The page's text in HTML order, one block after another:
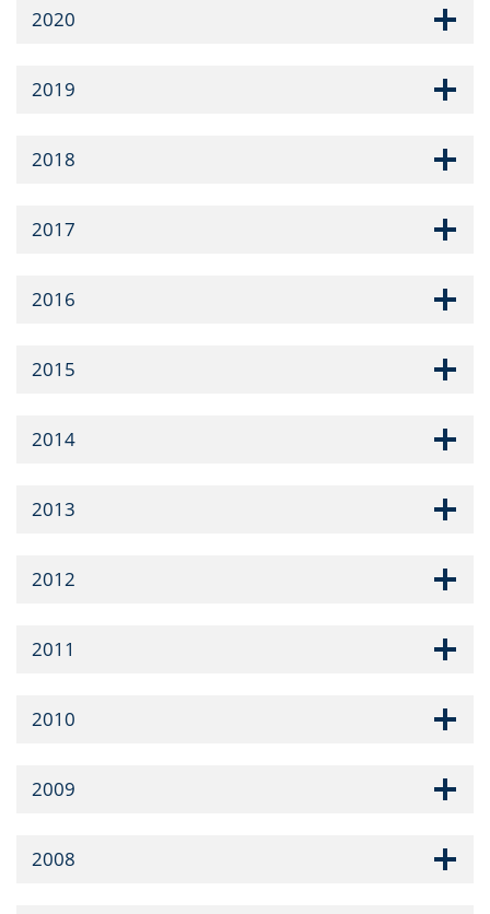
2020
2019
2018
2017
2016
2015
2014
2013
2012
2011
2010
2009
2008